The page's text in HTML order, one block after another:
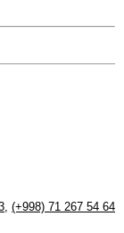
(+998) 71 267 54 64